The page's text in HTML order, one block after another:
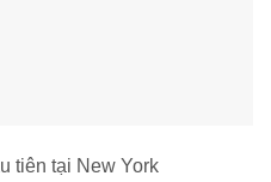
tiên tại New York